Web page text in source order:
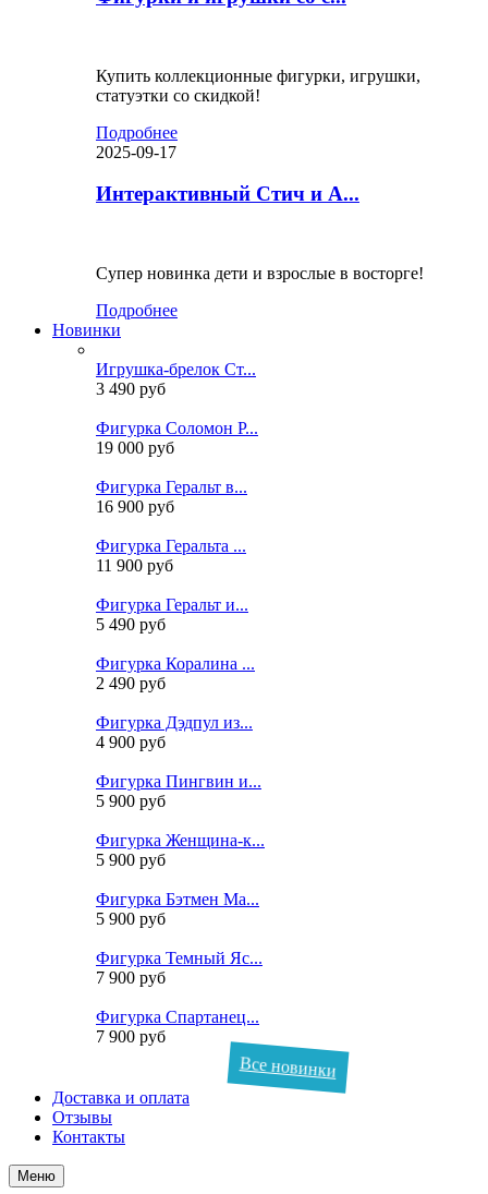
Купить коллекционные фигурки, игрушки,
статуэтки со скидкой!
Подробнее
2025-09-17
Интерактивный Стич и А...
Супер новинка дети и взрослые в восторге!
Подробнее
Новинки
Игрушка-брелок Ст...
3 490 руб
Фигурка Соломон Р...
19 000 руб
Фигурка Геральт в...
16 900 руб
Фигурка Геральта ...
11 900 руб
Фигурка Геральт и...
5 490 руб
Фигурка Коралина ...
2 490 руб
Фигурка Дэдпул из...
4 900 руб
Фигурка Пингвин и...
5 900 руб
Фигурка Женщина-к...
5 900 руб
Фигурка Бэтмен Ма...
5 900 руб
Фигурка Темный Яс...
7 900 руб
Фигурка Спартанец...
7 900 руб
Все новинки
Доставка и оплата
Отзывы
Контакты
Меню